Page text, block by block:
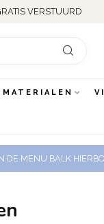
VERSTUURD
MATERIALEN
DE MENU BALK